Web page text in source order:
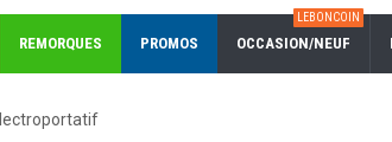
REMORQUES PROMOS OCCASION/NEUF
LEBONCOIN